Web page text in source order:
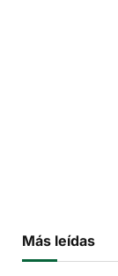
Más leídas